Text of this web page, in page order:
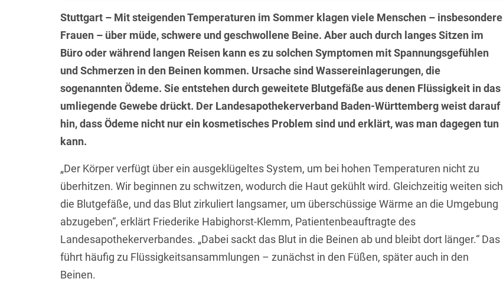
Stuttgart – Mit steigenden Temperaturen im Sommer klagen viele Menschen – insbesondere
Frauen – über müde, schwere und geschwollene Beine. Aber auch durch langes Sitzen im
Büro oder während langen Reisen kann es zu solchen Symptomen mit Spannungsgefühlen
und Schmerzen in den Beinen kommen. Ursache sind Wassereinlagerungen, die
sogenannten Ödeme. Sie entstehen durch geweitete Blutgefäße aus denen Flüssigkeit in das
umliegende Gewebe drückt. Der Landesapothekerverband Baden-Württemberg weist darauf
hin, dass Ödeme nicht nur ein kosmetisches Problem sind und erklärt, was man dagegen tun
kann.
„Der Körper verfügt über ein ausgeklügeltes System, um bei hohen Temperaturen nicht zu
überhitzen. Wir beginnen zu schwitzen, wodurch die Haut gekühlt wird. Gleichzeitig weiten sich
die Blutgefäße, und das Blut zirkuliert langsamer, um überschüssige Wärme an die Umgebung
abzugeben“, erklärt Friederike Habighorst-Klemm, Patientenbeauftragte des
Landesapothekerverbandes. „Dabei sackt das Blut in die Beinen ab und bleibt dort länger.“ Das
führt häufig zu Flüssigkeitsansammlungen – zunächst in den Füßen, später auch in den
Beinen.